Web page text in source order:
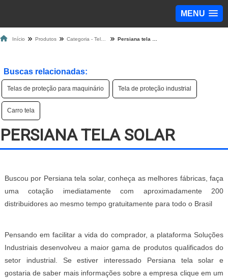
MENU
Início Produtos
Buscas relacionadas:
Telas de proteção para maquinário Tela de proteção industrial
Carro tela
PERSIANA TELA SOLAR
Buscou por Persiana tela solar, conheça as melhores fábricas, faça
uma cotação imediatamente com aproximadamente 200
distribuidores ao mesmo tempo gratuitamente para todo o Brasil
Pensando em facilitar a vida do comprador, a plataforma Soluções
Industriais desenvolveu a maior gama de produtos qualificados do
setor industrial. Se estiver interessado Persiana tela solar e
gostaria de saber mais informações sobre a empresa clique em um